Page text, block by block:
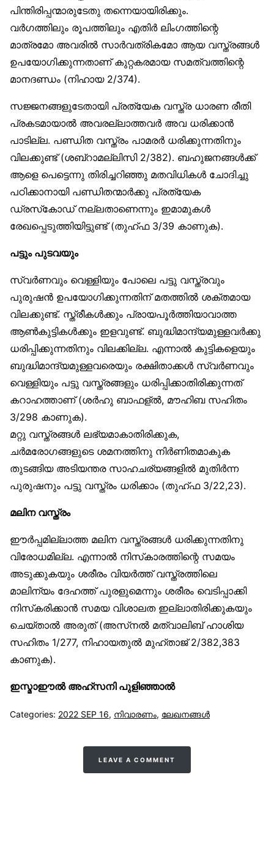
പിന്തിരിപ്പന്മാരുടേതു തന്നെയായിരിക്കും.
വർഗത്തിലും രൂപത്തിലും എതിർ ലിംഗത്തിന്റെ
മാത്രമോ അവരിൽ സാർവത്രികമോ ആയ വസ്ത്രങ്ങൾ
ഉപയോഗിക്കുന്നതാണ് കുറ്റകരമായ സമത്വത്തിന്റെ
മാനദണ്ഡം (നിഹായ 2/374).
സജ്ജനങ്ങളുടേതായി പ്രത്യേക വസ്ത്ര ധാരണ രീതി
പ്രകടമായാൽ അവരല്ലാത്തവർ അവ ധരിക്കാൻ
പാടില്ല. പണ്ഡിത വസ്ത്രം പാമരർ ധരിക്കുന്നതിനും
വിലക്കുണ്ട് (ശബ്‌റാമല്ലിസി 2/382). ബഹുജനങ്ങൾക്ക്
ആളെ പെട്ടെന്നു തിരിച്ചറിഞ്ഞു മതവിധികൾ ചോദിച്ചു
പഠിക്കാനായി പണ്ഡിതന്മാർക്കു പ്രത്യേക
ഡ്രസ്‌കോഡ് നല്ലതാണെന്നും ഇമാമുകൾ
രേഖപ്പെടുത്തിയിട്ടുണ്ട് (തുഹ്ഫ 3/39 കാണുക).
പട്ടും പുടവയും
സ്വർണവും വെള്ളിയും പോലെ പട്ടു വസ്ത്രവും
പുരുഷൻ ഉപയോഗിക്കുന്നതിന് മതത്തിൽ ശക്തമായ
വിലക്കുണ്ട്. സ്ത്രീകൾക്കും പ്രായപൂർത്തിയാവാത്ത
ആൺകുട്ടികൾക്കും ഇളവുണ്ട്. ബുദ്ധിമാന്ദ്യമുള്ളവർക്കു
ധരിപ്പിക്കുന്നതിനും വിലക്കില്ല. എന്നാൽ കുട്ടികളെയും
ബുദ്ധിമാന്ദ്യമുള്ളവരെയും രക്ഷിതാക്കൾ സ്വർണവും
വെള്ളിയും പട്ടു വസ്ത്രങ്ങളും ധരിപ്പിക്കാതിരിക്കുന്നത്
കറാഹത്താണ് (ശർഹു ബാഫള്ൽ, മൗഹിബ സഹിതം
3/298 കാണുക).
മറ്റു വസ്ത്രങ്ങൾ ലഭ്യമാകാതിരിക്കുക,
ചർമരോഗങ്ങളുടെ ശമനത്തിനു നിർണിതമാകുക
തുടങ്ങിയ അടിയന്തര സാഹചര്യങ്ങളിൽ മുതിർന്ന
പുരുഷനും പട്ടു വസ്ത്രം ധരിക്കാം (തുഹ്ഫ 3/22,23).
മലിന വസ്ത്രം
ഈർപ്പമില്ലാത്ത മലിന വസ്ത്രങ്ങൾ ധരിക്കുന്നതിനു
വിരോധമില്ല. എന്നാൽ നിസ്‌കാരത്തിന്റെ സമയം
അടുക്കുകയും ശരീരം വിയർത്ത് വസ്ത്രത്തിലെ
മാലിന്യം ദേഹത്ത് പുരളുമെന്നും ശരീരം വെടിപ്പാക്കി
നിസ്‌കരിക്കാൻ സമയ വിശാലത ഇല്ലാതിരിക്കുകയും
ചെയ്താൽ അരുത് (അസ്‌നൽ മത്വാലിബ് ഹാശിയ
സഹിതം 1/277, നിഹായതുൽ മുഹ്താജ് 2/382,383
കാണുക).
ഇസ്മാഈൽ അഹ്‌സനി പുളിഞ്ഞാൽ
Categories: 2022 SEP 16, നിവാരണം, ലേഖനങ്ങള്‍
LEAVE A COMMENT